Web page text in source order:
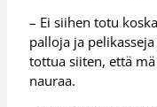
– Ei siihen totu
palloja ja
tottua siiten, että
nauraa.